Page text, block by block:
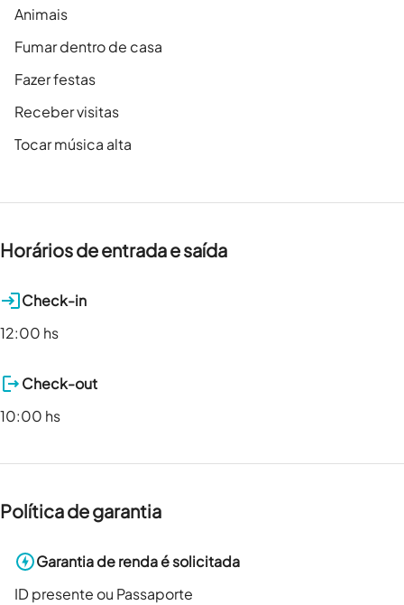
Animais
Fumar dentro de casa
Fazer festas
Receber visitas
Tocar música alta
Horários de entrada e saída
Check-in
12:00 hs
Check-out
10:00 hs
Política de garantia
Garantia de renda é solicitada
ID presente ou Passaporte